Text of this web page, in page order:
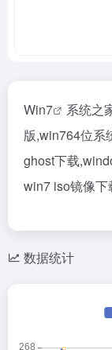
Win7
系统之
版,win764位系
ghost下载
win7 iso镜像下
数据统计